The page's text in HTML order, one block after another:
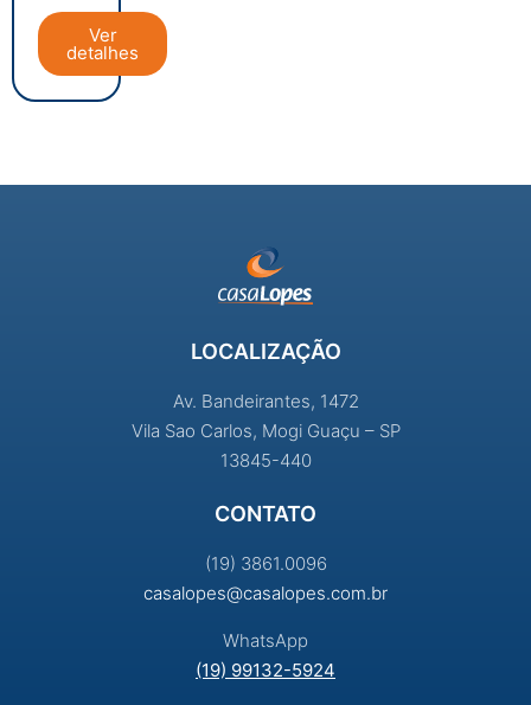
Ver
detalhes
LOCALIZAÇÃO
Av. Bandeirantes, 1472
Vila Sao Carlos, Mogi Guaçu – SP
13845-440
CONTATO
(19) 3861.0096
casalopes@casalopes.com.br
WhatsApp
(19) 99132-5924